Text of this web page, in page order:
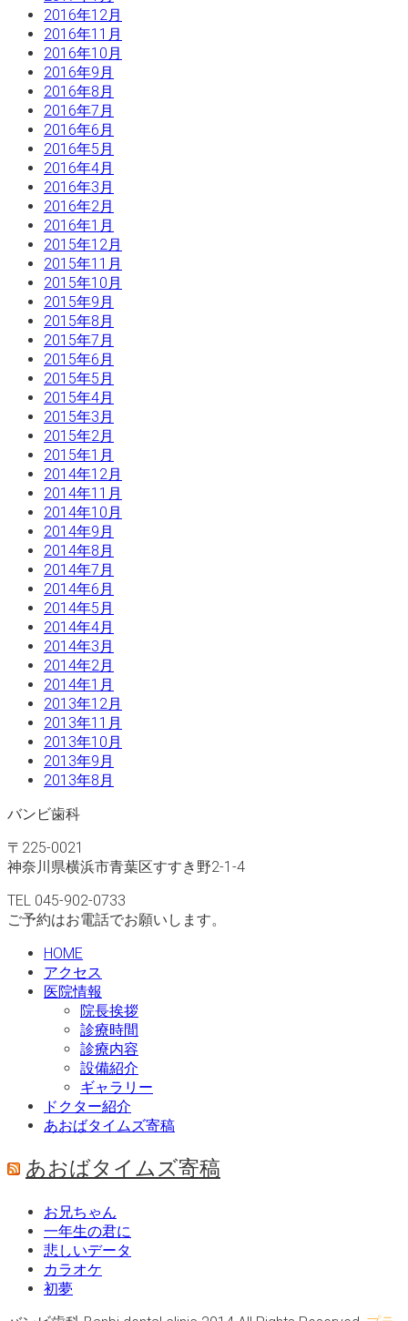
2016年12月
2016年11月
2016年10月
2016年9月
2016年8月
2016年7月
2016年6月
2016年5月
2016年4月
2016年3月
2016年2月
2016年1月
2015年12月
2015年11月
2015年10月
2015年9月
2015年8月
2015年7月
2015年6月
2015年5月
2015年4月
2015年3月
2015年2月
2015年1月
2014年12月
2014年11月
2014年10月
2014年9月
2014年8月
2014年7月
2014年6月
2014年5月
2014年4月
2014年3月
2014年2月
2014年1月
2013年12月
2013年11月
2013年10月
2013年9月
2013年8月
バンビ歯科
〒225-0021
神奈川県横浜市青葉区すすき野2-1-4
TEL 045-902-0733
ご予約はお電話でお願いします。
HOME
アクセス
医院情報
院長挨拶
診療時間
診療内容
設備紹介
ギャラリー
ドクター紹介
あおばタイムズ寄稿
あおばタイムズ寄稿
お兄ちゃん
一年生の君に
悲しいデータ
カラオケ
初夢